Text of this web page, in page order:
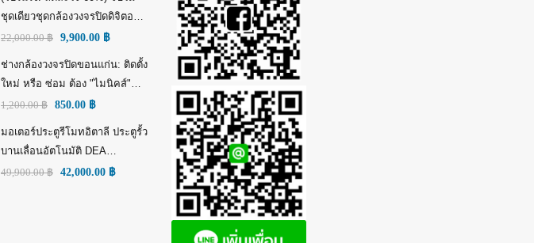
ชุดเดียวชุดกล้องวงจรปิดดิจิตอล
IP Tiandy 4MP (คมชัดกว่า Full
22,000.00฿ 9,900.00 ฿
ช่างกล้องวงจรปิดขอนแก่น: ติดตั้ง
ใหม่ หรือ ซ่อม ต้อง "ไมนิคส์"
(MINICS)
1,200.00฿ 850.00 ฿
มอเตอร์ประตูรีโมทอิตาลี ประตูรั้ว
บานเลื่อนอัตโนมัติ DEA
GULLIVER/N/M: พลัง อิตาลี เพื่อ
49,900.00฿ 42,000.00 ฿